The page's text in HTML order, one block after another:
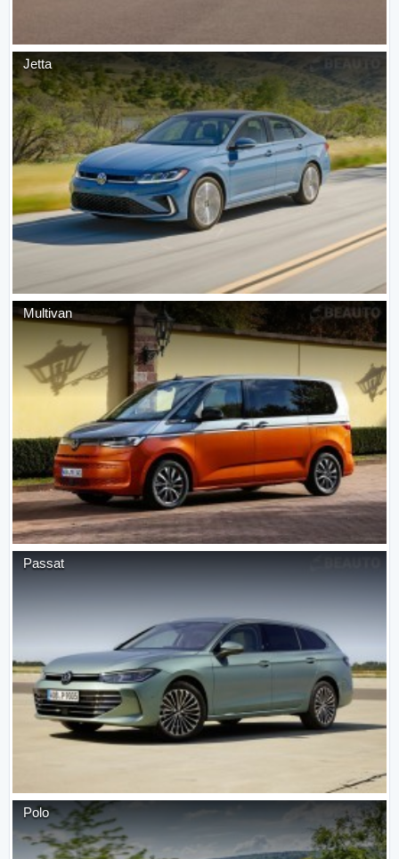
Jetta
Multivan
Passat
Polo